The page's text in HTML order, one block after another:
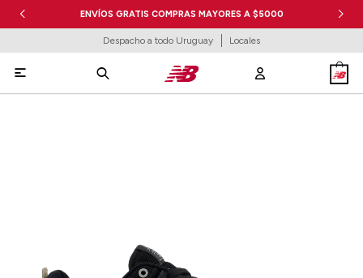
ENVÍOS GRATIS COMPRAS MAYORES A $5000
Despacho a todo Uruguay Locales
